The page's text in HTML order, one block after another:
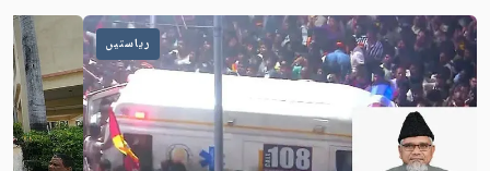
ریاستیں